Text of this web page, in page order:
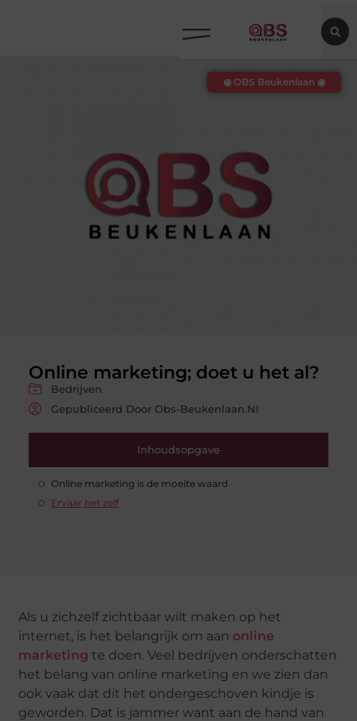
Online marketing; doet u het al?
Bedrijven
Gepubliceerd Door Obs-Beukenlaan.nl
Inhoudsopgave
Online marketing is de moeite waard
Ervaar het zelf
◉ OBS Beukenlaan ◉
Als u zichzelf zichtbaar wilt maken op het
internet, is het belangrijk om aan online
marketing te doen. Veel bedrijven onderschatten
het belang van online marketing en we zien dan
ook vaak dat dit het ondergeschoven kindje is
geworden. Dat is jammer want aan de hand van